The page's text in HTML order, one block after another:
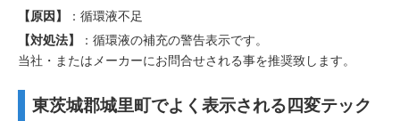
【原因】
：循環液不足
【対処法】
：循環液の補充の警告表示です。
当社・またはメーカーにお問合せされる事を推奨致します。
東茨城郡城里町でよく表示される四変テック